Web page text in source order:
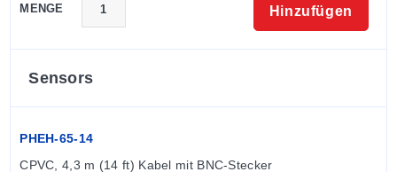
MENGE Hinzufügen
Sensors
PHEH-65-14
CPVC, 4,3 m (14 ft) Kabel mit BNC-Stecker